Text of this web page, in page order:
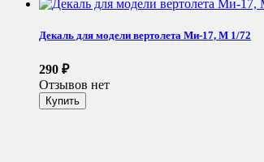
Декаль для модели вертолета Ми-17, М 1/72
290 ₽
Отзывов нет